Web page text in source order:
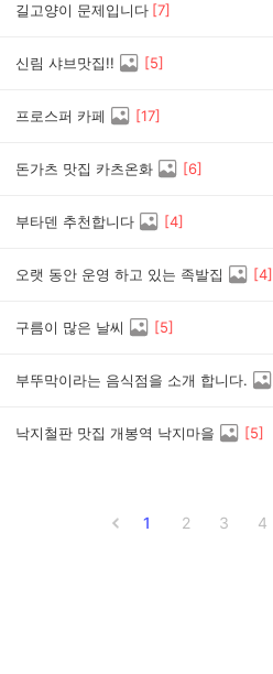
길고양이 문제입니다 [7]
신림 샤브맛집!! [5]
프로스퍼 카페 [17]
돈가츠 맛집 카츠온화 [6]
부타덴 추천합니다 [4]
오랫 동안 운영 하고 있는 족발집 [4]
구름이 많은 날씨 [5]
부뚜막이라는 음식점을 소개 합니다.
낙지철판 맛집 개봉역 낙지마을 [5]
1 2 3 4